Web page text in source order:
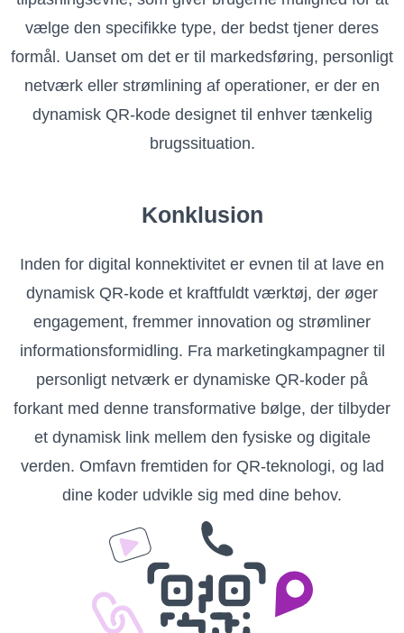
vælge den specifikke type, der bedst tjener deres
formål. Uanset om det er til markedsføring, personligt
netværk eller strømlining af operationer, er der en
dynamisk QR-kode designet til enhver tænkelig
brugssituation.
Konklusion
Inden for digital konnektivitet er evnen til at lave en
dynamisk QR-kode et kraftfuldt værktøj, der øger
engagement, fremmer innovation og strømliner
informationsformidling. Fra marketingkampagner til
personligt netværk er dynamiske QR-koder på
forkant med denne transformative bølge, der tilbyder
et dynamisk link mellem den fysiske og digitale
verden. Omfavn fremtiden for QR-teknologi, og lad
dine koder udvikle sig med dine behov.